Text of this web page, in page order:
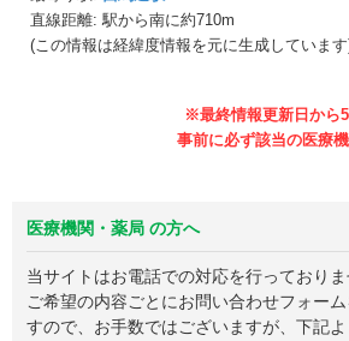
直線距離: 駅から南に約710m
(この情報は経緯度情報を元に生成していま
医療機関・薬局 の方へ
当サイトはお電話での対応を行っておりま
ご希望の内容ごとにお問い合わせフォー
すので、お手数ではございますが、下記